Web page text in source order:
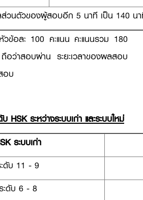
วนตัวของผู้สอบอีก 5 นาที เป็น 140 น
วข้อละ 100 คะแนน คะแนนรวม 180
อว่าสอบผ่าน ระยะเวลาของผลสอบ
อบ
บ HSK ระหว่างระบบเก่า และระบบใหม่
ระบบเก่า
ดับ 11 - 9
ะดับ 6 - 8